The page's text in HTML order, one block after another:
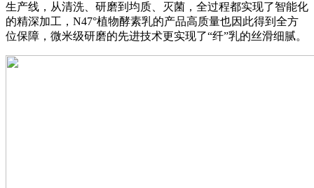
生产线，从清洗、研磨到均质、灭菌，全过程都实现了智能化
的精深加工，N47°植物酵素乳的产品高质量也因此得到全方
位保障，微米级研磨的先进技术更实现了“纤”乳的丝滑细腻。